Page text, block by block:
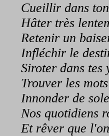
Cueillir dans ton
Hâter très
Retenir un
Infléchir le
Siroter dans tes
Trouver les mots
Innonder de
Nos quotidiens
Et rêver que l'on